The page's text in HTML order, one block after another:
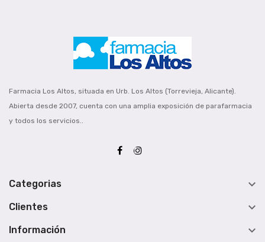
Farmacia Los Altos, situada en Urb. Los Altos (Torrevieja, Alicante).
Abierta desde 2007, cuenta con una amplia exposición de parafarmacia
y todos los servicios..
Categorias 
Clientes 
Información 